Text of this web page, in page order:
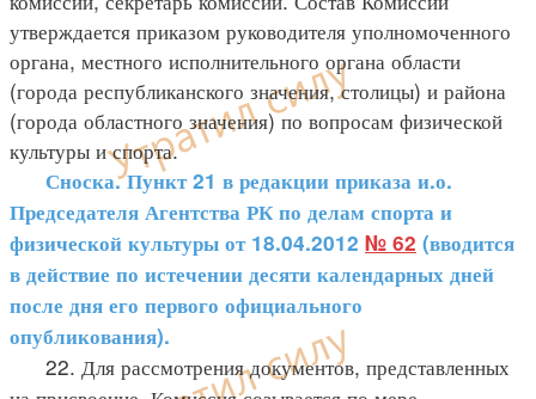
утверждается приказом руководителя уполномоченного
органа, местного исполнительного органа области
(города республиканского значения, столицы) и района
(города областного значения) по вопросам физической
культуры и спорта.
Сноска. Пункт 21 в редакции приказа и.о.
Председателя Агентства РК по делам спорта и
физической культуры от 18.04.2012 № 62 (вводится
в действие по истечении десяти календарных дней
после дня его первого официального
опубликования).
22. Для рассмотрения документов, представленных